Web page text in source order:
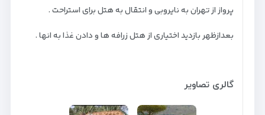
پرواز از تهران به نایروبی و انتقال به هتل برای استراحت .
بعدازظهر بازدید اختیاری از هتل زرافه ها و دادن غذا به انها .
گالری تصاویر